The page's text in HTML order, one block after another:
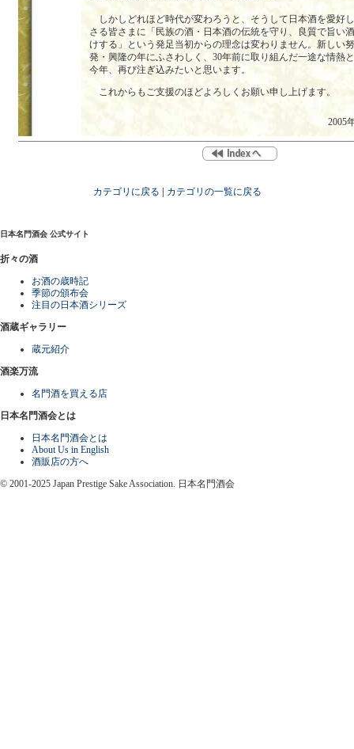
しかしどれほど時代が変わろうと、そうして日本酒を愛好
さる皆さまに「民族の酒・日本酒の伝統を守り、良質で旨い
けする」という発足当初からの理念は変わりません。新しい
発・興隆の年にふさわしく、30年前に取り組んだ一途な情熱
今年、再び注ぎ込みたいと思います。
これからもご支援のほどよろしくお願い申し上げます。
2005
カテゴリに戻る カテゴリの一覧に戻る
日本名門酒会 公式サイト
折々の酒
お酒の歳時記
季節の頒布会
注目の日本酒シリーズ
酒蔵ギャラリー
蔵元紹介
酒楽万流
名門酒を買える店
日本名門酒会とは
日本名門酒会とは
About Us in English
酒販店の方へ
© 2001-2025 Japan Prestige Sake Association. 日本名門酒会